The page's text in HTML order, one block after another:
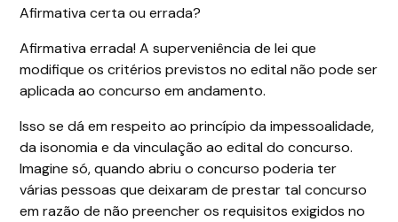
Afirmativa certa ou errada?
Afirmativa errada! A superveniência de lei que
modifique os critérios previstos no edital não pode ser
aplicada ao concurso em andamento.
Isso se dá em respeito ao princípio da impessoalidade,
da isonomia e da vinculação ao edital do concurso.
Imagine só, quando abriu o concurso poderia ter
várias pessoas que deixaram de prestar tal concurso
em razão de não preencher os requisitos exigidos no